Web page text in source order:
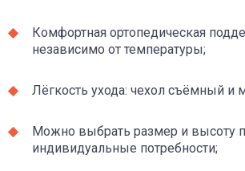
Комфортная ортопедическая
независимо от температуры;
Лёгкость ухода: чехол съёмный и
Можно выбрать размер и высоту
индивидуальные потребности;